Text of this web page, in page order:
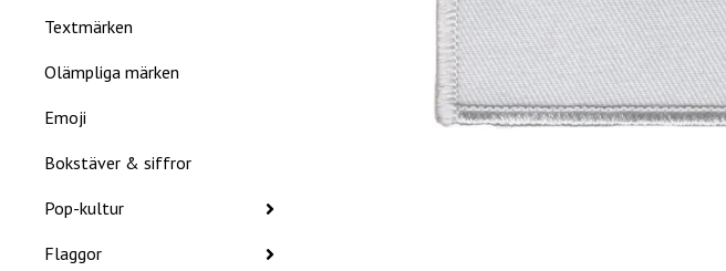
Textmärken
Olämpliga märken
Emoji
Bokstäver & siffror
Pop-kultur
Flaggor